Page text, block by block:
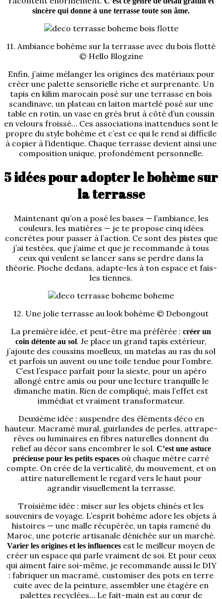
sincère qui donne à une terrasse toute son âme.
11. Ambiance bohème sur la terrasse avec du bois flotté
© Hello Blogzine
Enfin, j’aime mélanger les origines des matériaux pour
créer une palette sensorielle riche et surprenante. Un
tapis en kilim marocain posé sur une terrasse en bois
scandinave, un plateau en laiton martelé posé sur une
table en rotin, un vase en grès brut à côté d’un coussin
en velours froissé… Ces associations inattendues sont le
propre du style bohème et c’est ce qui le rend si difficile
à copier à l’identique. Chaque terrasse devient ainsi une
composition unique, profondément personnelle.
5 idées pour adopter le bohème sur
la terrasse
Maintenant qu’on a posé les bases — l’ambiance, les
couleurs, les matières — je te propose cinq idées
concrètes pour passer à l’action. Ce sont des pistes que
j’ai testées, que j’aime et que je recommande à tous
ceux qui veulent se lancer sans se perdre dans la
théorie. Pioche dedans, adapte-les à ton espace et fais-
les tiennes.
12. Une jolie terrasse au look bohème © Debongout
La première idée, et peut-être ma préférée : créer un
coin détente au sol. Je place un grand tapis extérieur,
j’ajoute des coussins moelleux, un matelas au ras du sol
et parfois un auvent ou une toile tendue pour l’ombre.
C’est l’espace parfait pour la sieste, pour un apéro
allongé entre amis ou pour une lecture tranquille le
dimanche matin. Rien de compliqué, mais l’effet est
immédiat et vraiment transformateur.
Deuxième idée : suspendre des éléments déco en
hauteur. Macramé mural, guirlandes de perles, attrape-
rêves ou luminaires en fibres naturelles donnent du
relief au décor sans encombrer le sol. C’est une astuce
précieuse pour les petits espaces où chaque mètre carré
compte. On crée de la verticalité, du mouvement, et on
attire naturellement le regard vers le haut pour
agrandir visuellement la terrasse.
Troisième idée : miser sur les objets chinés et les
souvenirs de voyage. L’esprit bohème adore les objets à
histoires — une malle récupérée, un tapis ramené du
Maroc, une poterie artisanale dénichée sur un marché.
Varier les origines et les influences est le meilleur moyen de
créer un espace qui parle vraiment de soi. Et pour ceux
qui aiment faire soi-même, je recommande aussi le DIY
: fabriquer un macramé, customiser des pots en terre
cuite avec de la peinture, assembler une étagère en
palettes recyclées… Le fait-main est au cœur de